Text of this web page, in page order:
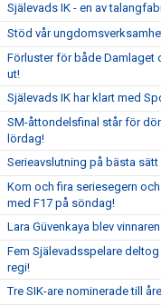
Själevads IK - en av
Stöd vår
Förluster för både Damlaget
ut!
Själevads IK har klart med
SM-åttondelsfinal står för
lördag!
Serieavslutning på bästa sätt
Kom och fira seriesegern
med F17 på söndag!
Lara Güvenkaya blev
Fem Själevadsspelare
regi!
Tre SIK-are nominerade till